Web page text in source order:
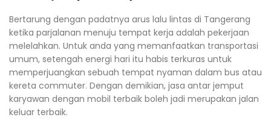
Bertarung dengan padatnya arus lalu lintas di Tangerang
ketika parjalanan menuju tempat kerja adalah pekerjaan
melelahkan. Untuk anda yang memanfaatkan transportasi
umum, setengah energi hari itu habis terkuras untuk
memperjuangkan sebuah tempat nyaman dalam bus atau
kereta commuter. Dengan demikian, jasa antar jemput
karyawan dengan mobil terbaik boleh jadi merupakan jalan
keluar terbaik.